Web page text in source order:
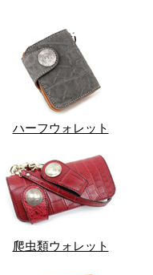
ハーフウォレット
爬虫類ウォレット